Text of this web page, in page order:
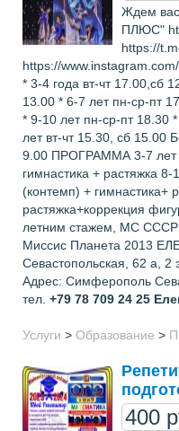
Ждем
ПЛЮС"
https://
https://
* 3-4 года вт-чт 17.00,сб
13.00 * 6-7 лет пн-ср-пт
* 9-10 лет пн-ср-пт 18.30
лет вт-чт 15.30, сб 15.00
9.00 ПРОГРАММА 3-7 лет
гимнастика + растяжка
(контемп) + гимнастика+
растяжка+коррекция
летним стажем, МС СССР
Миссис Планета 2013
Севастопольская, 62 а,
Адрес: Симферополь
тел. +79 78 709 24 25
Услуги > Образование >
400